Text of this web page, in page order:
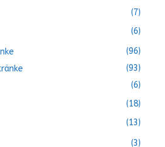
(7)
(6)
(96)
(93)
(6)
(18)
(13)
(3)